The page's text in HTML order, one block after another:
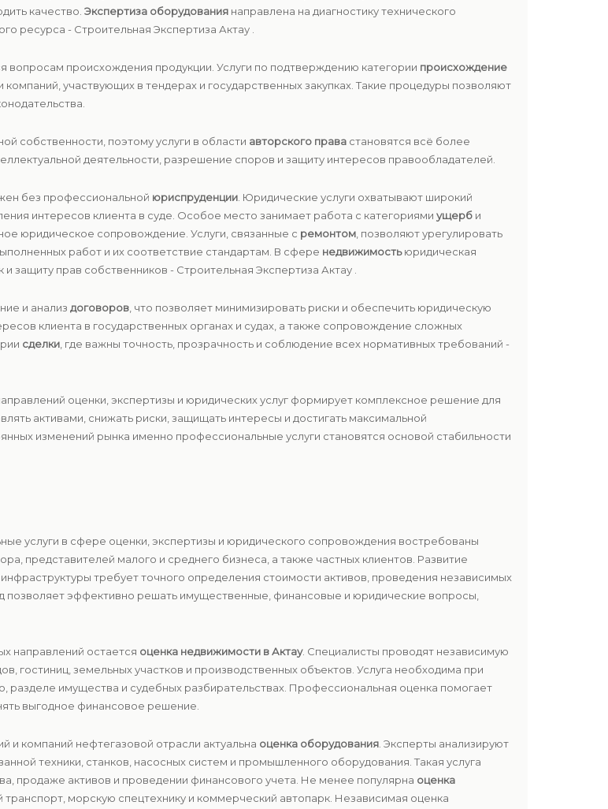
качество. Экспертиза оборудования направлена на диагностику технического
ресурса - Строительная Экспертиза Актау .
вопросам происхождения продукции. Услуги по подтверждению категории происхождение
участвующих в тендерах и государственных закупках. Такие процедуры позволяют
собственности, поэтому услуги в области авторского права становятся всё более
деятельности, разрешение споров и защиту интересов правообладателей.
без профессиональной юриспруденции . Юридические услуги охватывают широкий
интересов клиента в суде. Особое место занимает работа с категориями ущерб и
юридическое сопровождение. Услуги, связанные с ремонтом , позволяют урегулировать
работ и их соответствие стандартам. В сфере недвижимостьюридическая
прав собственников - Строительная Экспертиза Актау .
и анализ договоров , что позволяет минимизировать риски и обеспечить юридическую
клиента в государственных органах и судах, а также сопровождение сложных
сделки , где важны точность, прозрачность и соблюдение всех нормативных требований -
оценки, экспертизы и юридических услуг формирует комплексное решение для
активами, снижать риски, защищать интересы и достигать максимальной
изменений рынка именно профессиональные услуги становятся основой стабильности
услуги в сфере оценки, экспертизы и юридического сопровождения востребованы
представителей малого и среднего бизнеса, а также частных клиентов. Развитие
требует точного определения стоимости активов, проведения независимых
эффективно решать имущественные, финансовые и юридические вопросы,
направлений остается оценка недвижимости в Актау. Специалисты проводят независимую
гостиниц, земельных участков и производственных объектов. Услуга необходима при
разделе имущества и судебных разбирательствах. Профессиональная оценка помогает
выгодное финансовое решение.
и компаний нефтегазовой отрасли актуальна оценка оборудования . Эксперты анализируют
техники, станков, насосных систем и промышленного оборудования. Такая услуга
продаже активов и проведении финансового учета. Не менее популярна оценка
морскую спецтехнику и коммерческий автопарк. Независимая оценка